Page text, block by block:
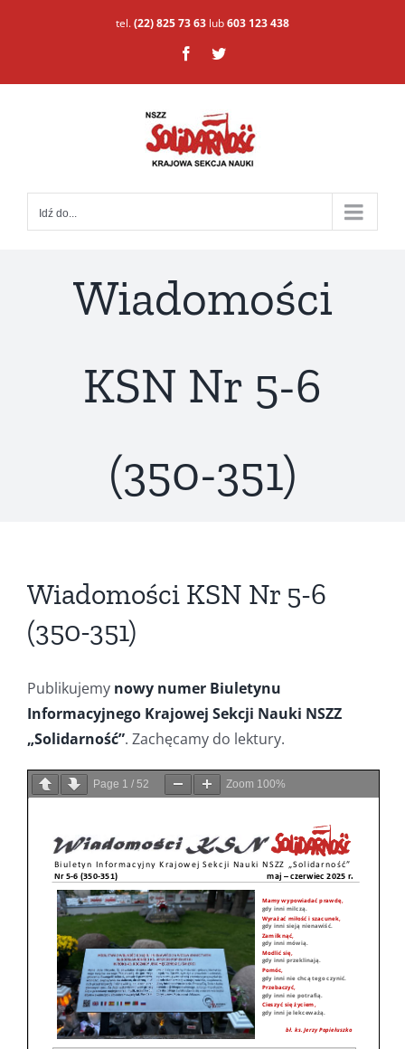
tel.(22) 825 73 63 lub603 123 438
FacebookTwitter
Idź do...
Wiadomości
KSN Nr 5-6
(350-351)
Wiadomości KSN Nr 5-6
(350-351)
Publikujemy nowy numer Biuletynu
Informacyjnego Krajowej Sekcji Nauki NSZZ
„Solidarność”. Zachęcamy do lektury.
Page 1 / 52 Zoom 100%